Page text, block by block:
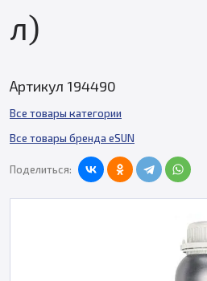
л)
Артикул 194490
Все товары категории
Все товары бренда eSUN
Поделиться: